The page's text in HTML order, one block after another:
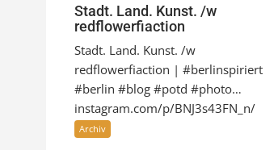
Stadt. Land. Kunst. /w
redflowerfiaction
Stadt. Land. Kunst. /w
redflowerfiaction | #berlinspiriert
#berlin #blog #potd #photo…
instagram.com/p/BNJ3s43FN_n/
Archiv